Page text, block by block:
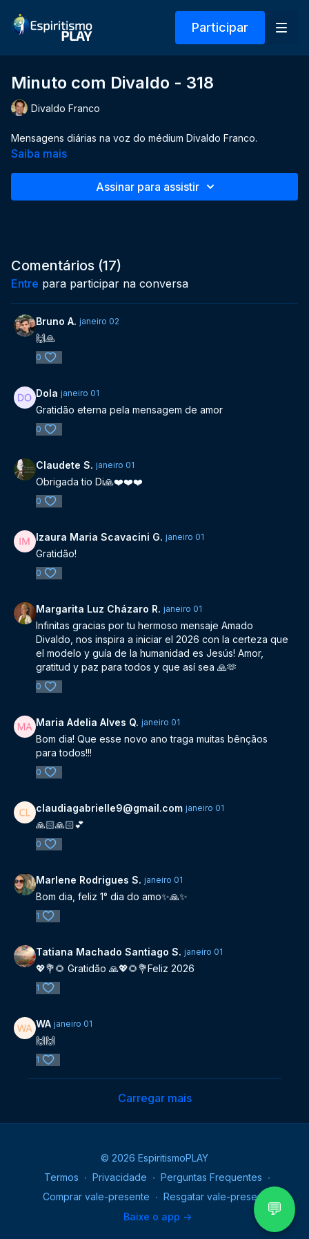
💬
Participar
Minuto com Divaldo - 318
Divaldo Franco
Mensagens diárias na voz do médium Divaldo Franco.
Saiba mais
Assinar para assistir
Comentários (17)
Entre para participar na conversa
Bruno A. janeiro 02
🙌🙏
0
Dola janeiro 01
Gratidão eterna pela mensagem de amor
0
Claudete S. janeiro 01
Obrigada tio Di🙏❤️❤️❤️
0
Izaura Maria Scavacini G. janeiro 01
Gratidão!
0
Margarita Luz Cházaro R. janeiro 01
Infinitas gracias por tu hermoso mensaje Amado
Divaldo, nos inspira a iniciar el 2026 con la certeza que
el modelo y guía de la humanidad es Jesús! Amor,
gratitud y paz para todos y que así sea 🙏🫶
0
Maria Adelia Alves Q. janeiro 01
Bom dia! Que esse novo ano traga muitas bênçãos
para todos!!!
0
claudiagabrielle9@gmail.com janeiro 01
🙏🏻🙏🏻💕
0
Marlene Rodrigues S. janeiro 01
Bom dia, feliz 1° dia do amo✨🙏✨
1
Tatiana Machado Santiago S. janeiro 01
💖💐🌻 Gratidão 🙏💖🌻💐Feliz 2026
1
WA janeiro 01
🙌🙌
1
Carregar mais
© 2026 EspiritismoPLAY
Termos ∙ Privacidade ∙ Perguntas Frequentes ∙
Comprar vale-presente ∙ Resgatar vale-presente
Baixe o app ->